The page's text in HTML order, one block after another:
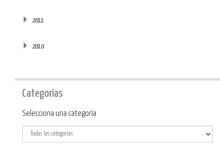
2011
2010
Categorías
Categoría
Selecciona una categoría